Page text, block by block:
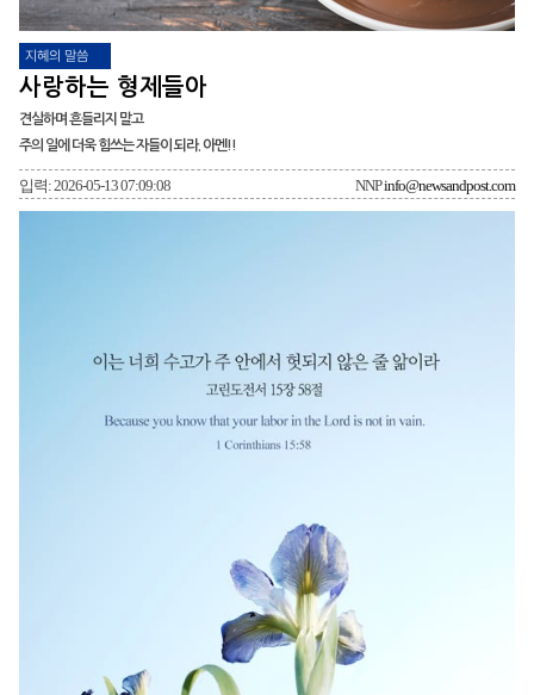
지혜의 말씀
사랑하는 형제들아
견실하며 흔들리지 말고
주의 일에 더욱 힘쓰는 자들이 되라. 아멘!!
입력: 2026-05-13 07:09:08 NNPinfo@newsandpost.com